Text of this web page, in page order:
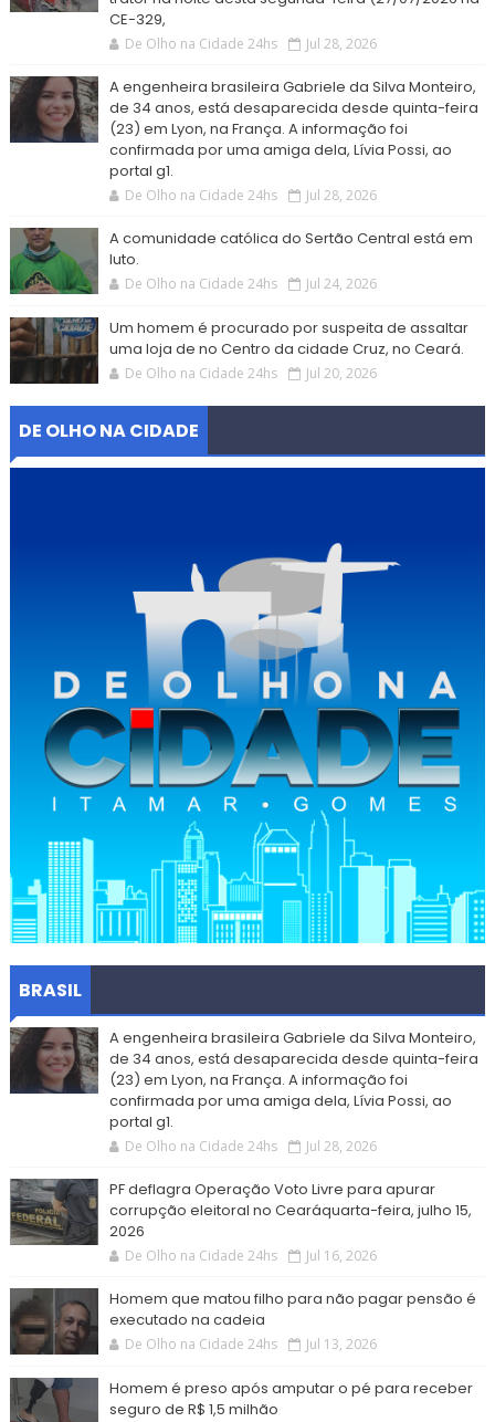
CE-329,
De Olho na Cidade 24hs Jul 28, 2026
A engenheira brasileira Gabriele da Silva Monteiro,
de 34 anos, está desaparecida desde quinta-feira
(23) em Lyon, na França. A informação foi
confirmada por uma amiga dela, Lívia Possi, ao
portal g1.
De Olho na Cidade 24hs Jul 28, 2026
A comunidade católica do Sertão Central está em
luto.
De Olho na Cidade 24hs Jul 24, 2026
Um homem é procurado por suspeita de assaltar
uma loja de no Centro da cidade Cruz, no Ceará.
De Olho na Cidade 24hs Jul 20, 2026
DE OLHO NA CIDADE
BRASIL
A engenheira brasileira Gabriele da Silva Monteiro,
de 34 anos, está desaparecida desde quinta-feira
(23) em Lyon, na França. A informação foi
confirmada por uma amiga dela, Lívia Possi, ao
portal g1.
De Olho na Cidade 24hs Jul 28, 2026
PF deflagra Operação Voto Livre para apurar
corrupção eleitoral no Cearáquarta-feira, julho 15,
2026
De Olho na Cidade 24hs Jul 16, 2026
Homem que matou filho para não pagar pensão é
executado na cadeia
De Olho na Cidade 24hs Jul 13, 2026
Homem é preso após amputar o pé para receber
seguro de R$ 1,5 milhão